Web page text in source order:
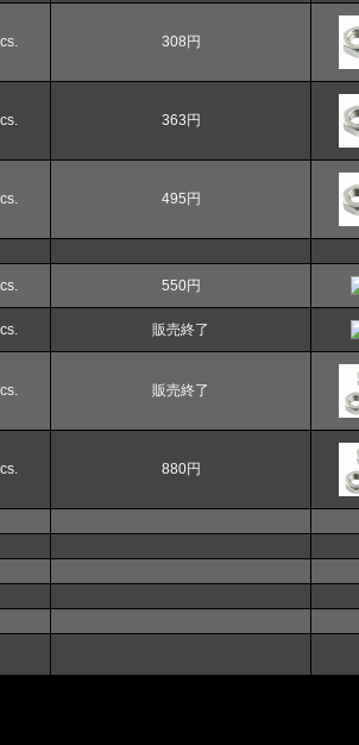
308円
363円
495円
550円
販売終了
販売終了
880円